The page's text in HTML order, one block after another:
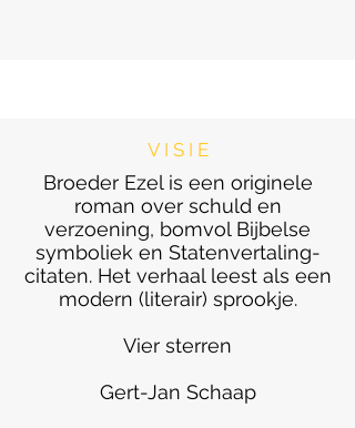
V I S I E
Broeder Ezel is een originele
roman over schuld en
verzoening, bomvol Bijbelse
symboliek en Statenvertaling-
citaten. Het verhaal leest als een
modern (literair) sprookje.
Vier sterren
Gert-Jan Schaap